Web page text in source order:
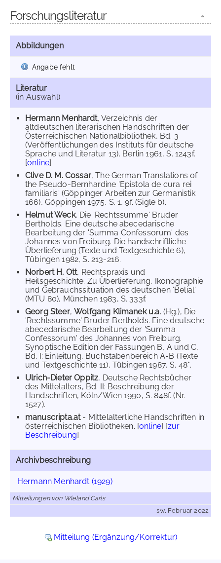
Forschungsliteratur
Abbildungen
Angabe fehlt
Literatur
(in Auswahl)
Hermann Menhardt, Verzeichnis der
altdeutschen literarischen Handschriften der
Österreichischen Nationalbibliothek, Bd. 3
(Veröffentlichungen des Instituts für deutsche
Sprache und Literatur 13), Berlin 1961, S. 1243f.
[online]
Clive D. M. Cossar, The German Translations of
the Pseudo-Bernhardine 'Epistola de cura rei
familiaris' (Göppinger Arbeiten zur Germanistik
166), Göppingen 1975, S. 1, 9f. (Sigle b).
Helmut Weck, Die 'Rechtssumme' Bruder
Bertholds. Eine deutsche abecedarische
Bearbeitung der 'Summa Confessorum' des
Johannes von Freiburg. Die handschriftliche
Überlieferung (Texte und Textgeschichte 6),
Tübingen 1982, S. 213-216.
Norbert H. Ott, Rechtspraxis und
Heilsgeschichte. Zu Überlieferung, Ikonographie
und Gebrauchssituation des deutschen 'Belial'
(MTU 80), München 1983, S. 333f.
Georg Steer,Wolfgang Klimanek u.a. (Hg.), Die
'Rechtssumme' Bruder Bertholds. Eine deutsche
abecedarische Bearbeitung der 'Summa
Confessorum' des Johannes von Freiburg.
Synoptische Edition der Fassungen B, A und C,
Bd. I: Einleitung, Buchstabenbereich A-B (Texte
und Textgeschichte 11), Tübingen 1987, S. 48*.
Ulrich-Dieter Oppitz, Deutsche Rechtsbücher
des Mittelalters, Bd. II: Beschreibung der
Handschriften, Köln/Wien 1990, S. 848f. (Nr.
1527).
manuscripta.at- Mittelalterliche Handschriften in
österreichischen Bibliotheken. [online] [zur
Beschreibung]
Archivbeschreibung
Hermann Menhardt (1929)
Mitteilungen von Wieland Carls
sw, Februar 2022
Mitteilung (Ergänzung/Korrektur)